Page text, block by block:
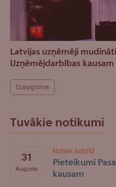
Latvijas uzņēmēji
Uzņēmējdarbības
Izaugsme
Tuvākie notikumi
31
Augusts
Notiek šobrīd
Pieteikumi
kausam